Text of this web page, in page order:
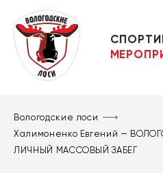
Вологодские лоси
Халимоненко Евгений —
ЛИЧНЫЙ МАССОВЫЙ ЗАБЕГ